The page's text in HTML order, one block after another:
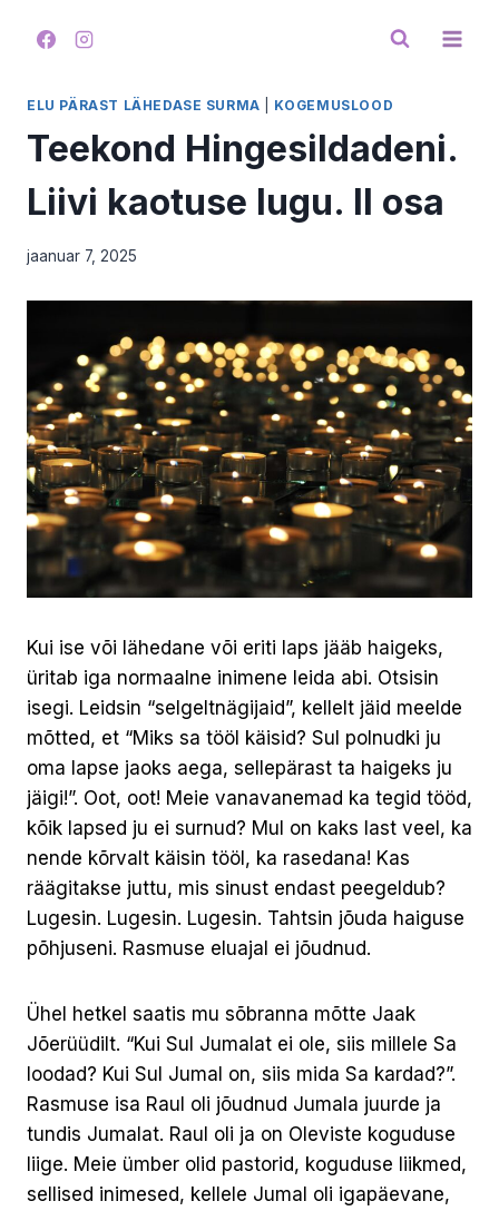
ELU PÄRAST LÄHEDASE SURMA KOGEMUSLOOD
Teekond Hingesildadeni.
Liivi kaotuse lugu. II osa
jaanuar 7, 2025
Kui ise või lähedane või eriti laps jääb haigeks,
üritab iga normaalne inimene leida abi. Otsisin
isegi. Leidsin “selgeltnägijaid”, kellelt jäid meelde
mõtted, et “Miks sa tööl käisid? Sul polnudki ju
oma lapse jaoks aega, sellepärast ta haigeks ju
jäigi!”. Oot, oot! Meie vanavanemad ka tegid tööd,
kõik lapsed ju ei surnud? Mul on kaks last veel, ka
nende kõrvalt käisin tööl, ka rasedana! Kas
räägitakse juttu, mis sinust endast peegeldub?
Lugesin. Lugesin. Lugesin. Tahtsin jõuda haiguse
põhjuseni. Rasmuse eluajal ei jõudnud.
Ühel hetkel saatis mu sõbranna mõtte Jaak
Jõerüüdilt. “Kui Sul Jumalat ei ole, siis millele Sa
loodad? Kui Sul Jumal on, siis mida Sa kardad?”.
Rasmuse isa Raul oli jõudnud Jumala juurde ja
tundis Jumalat. Raul oli ja on Oleviste koguduse
liige. Meie ümber olid pastorid, koguduse liikmed,
sellised inimesed, kellele Jumal oli igapäevane,